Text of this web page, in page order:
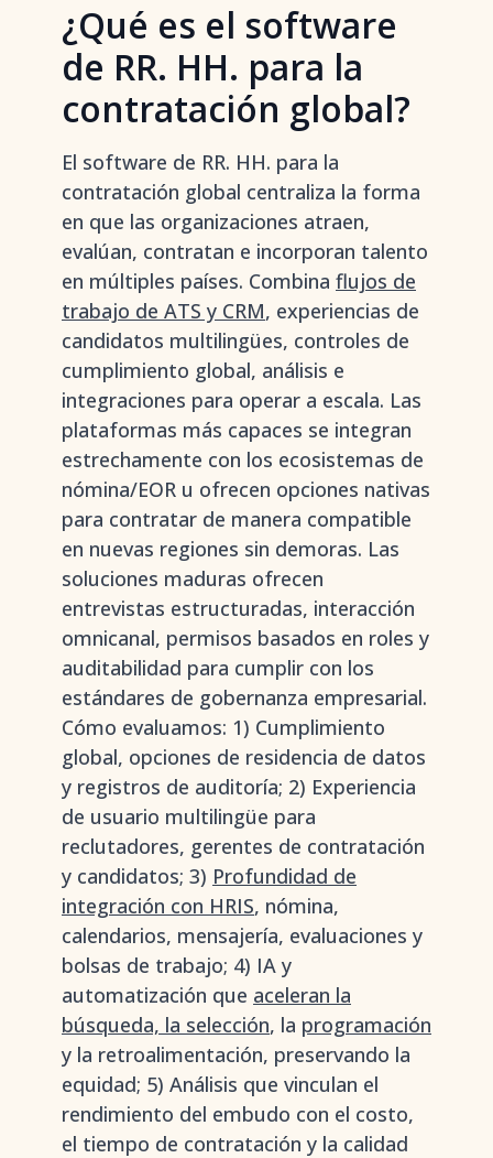
¿Qué es el software
de RR. HH. para la
contratación global?
El software de RR. HH. para la
contratación global centraliza la forma
en que las organizaciones atraen,
evalúan, contratan e incorporan talento
en múltiples países. Combina flujos de
trabajo de ATS y CRM, experiencias de
candidatos multilingües, controles de
cumplimiento global, análisis e
integraciones para operar a escala. Las
plataformas más capaces se integran
estrechamente con los ecosistemas de
nómina/EOR u ofrecen opciones nativas
para contratar de manera compatible
en nuevas regiones sin demoras. Las
soluciones maduras ofrecen
entrevistas estructuradas, interacción
omnicanal, permisos basados en roles y
auditabilidad para cumplir con los
estándares de gobernanza empresarial.
Cómo evaluamos: 1) Cumplimiento
global, opciones de residencia de datos
y registros de auditoría; 2) Experiencia
de usuario multilingüe para
reclutadores, gerentes de contratación
y candidatos; 3) Profundidad de
integración con HRIS, nómina,
calendarios, mensajería, evaluaciones y
bolsas de trabajo; 4) IA y
automatización que aceleran la
búsqueda, la selección, la programación
y la retroalimentación, preservando la
equidad; 5) Análisis que vinculan el
rendimiento del embudo con el costo,
el tiempo de contratación y la calidad